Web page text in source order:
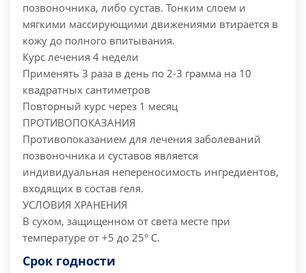
позвоночника, либо сустав. Тонким слоем и
мягкими массирующими движениями втирается в
кожу до полного впитывания.
Курс лечения 4 недели
Применять 3 раза в день по 2-3 грамма на 10
квадратных сантиметров
Повторный курс через 1 месяц
ПРОТИВОПОКАЗАНИЯ
Противопоказанием для лечения заболеваний
позвоночника и суставов является
индивидуальная непереносимость ингредиентов,
входящих в состав геля.
УСЛОВИЯ ХРАНЕНИЯ
В сухом, защищенном от света месте при
температуре от +5 до 25° C.
Срок годности